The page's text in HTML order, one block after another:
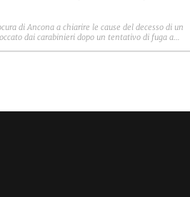
di Ancona a chiarire le cause del decesso di un
dai carabinieri dopo un tentativo di fuga a